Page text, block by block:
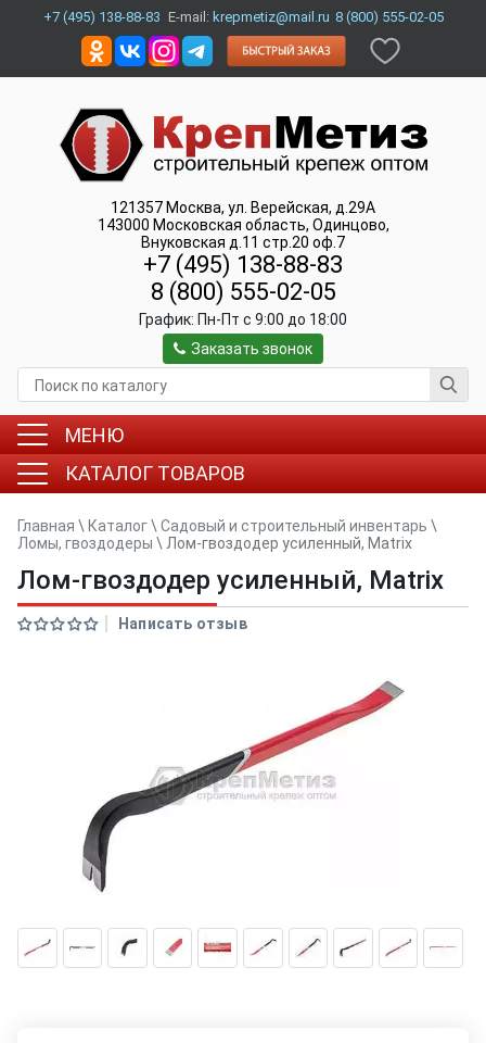
+7 (495) 138-88-83 E-mail: krepmetiz@mail.ru 8 (800) 555-02-05
121357 Москва, ул. Верейская, д.29А
143000 Московская область, Одинцово,
Внуковская д.11 стр.20 оф.7
+7 (495) 138-88-83
8 (800) 555-02-05
График: Пн-Пт c 9:00 до 18:00
Заказать звонок
МЕНЮ
КАТАЛОГ ТОВАРОВ
Главная \ Каталог\ Садовый и строительный инвентарь \
Ломы, гвоздодеры \ Лом-гвоздодер усиленный, Matrix
Лом-гвоздодер усиленный, Matrix
Написать отзыв